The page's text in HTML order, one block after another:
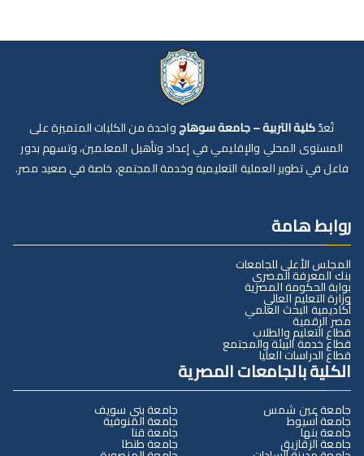
تُعدّكلية التربية – جامعة سوهاجواحدة من الكليات المتميزة على
المستوى المحلي والإقليمي في إعداد وتأهيل المعلمين، وتسهم بدور
فاعل في تطوير العملية التعليمية وخدمة المجتمع، خاصة في صعيد مصر.
روابط هامة
المجلس الأعلى للجامعات
بنك المعرفة المصري
بوابة الحكومة المصرية
وزارة التعليم العالي
أكاديمية البحث العلمي
مصر الرقمية
قطاع التعليم والطلاب
قطاع خدمة البيئة والمجتمع
قطاع الدراسات العليا
الكلية بالجامعات المصرية
جامعة عين شمس
جامعة أسيوط
جامعة بنها
جامعة الزقازيق
جامعة بني سويف
جامعة المنوفية
جامعة قنا
جامعة طنطا